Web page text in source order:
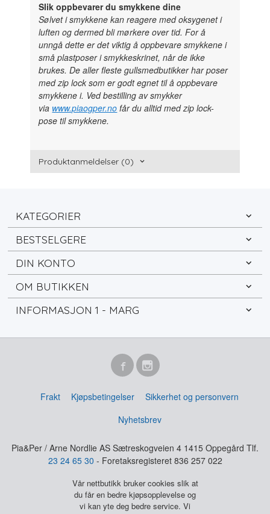
Slik oppbevarer du smykkene dine
Sølvet i smykkene kan reagere med oksygenet i
luften og dermed bli mørkere over tid. For å
unngå dette er det viktig å oppbevare smykkene i
små plastposer i smykkeskrinet, når de ikke
brukes. De aller fleste gullsmedbutikker har poser
med zip lock som er godt egnet til å oppbevare
smykkene i. Ved bestilling av smykker
via www.piaogper.no får du alltid med zip lock-
pose til smykkene.
Produktanmeldelser (0)
KATEGORIER
BESTSELGERE
DIN KONTO
OM BUTIKKEN
INFORMASJON 1 - MARG
Frakt Kjøpsbetingelser
Sikkerhet og personvern
Nyhetsbrev
Pia&Per / Arne Nordlie AS Sætreskogveien 4 1415 Oppegård Tlf.
23 24 65 30 - Foretaksregisteret 836 257 022
Vår nettbutikk bruker cookies slik at
du får en bedre kjøpsopplevelse og
vi kan yte deg bedre service. Vi